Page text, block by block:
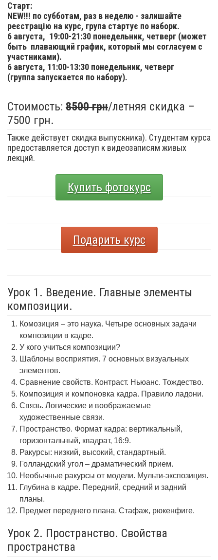
Старт:
NEW!!! по субботам, раз в неделю - залишайте
реєстрацію на курс, група стартує по наборк.
6 августа, 19:00-21:30 понедельник, четверг (может
быть плавающий график, который мы согласуем с
участниками).
6 августа, 11:00-13:30 понедельник, четверг
(группа запускается по набору).
Стоимость: 8500 грн/летняя скидка –
7500 грн.
Также действует скидка выпускника). Студентам курса
предоставляется доступ к видеозаписям живых
лекций.
Купить фотокурс
Подарить курс
Урок 1. Введение. Главные элементы
композиции.
Комозиция – это наука. Четыре основных задачи
композиции в кадре.
У кого учиться композиции?
Шаблоны восприятия. 7 основных визуальных
элементов.
Сравнение свойств. Контраст. Ньюанс. Тождество.
Композиция и компоновка кадра. Правило ладони.
Связь. Логические и воображаемые
художественные связи.
Пространство. Формат кадра: вертикальный,
горизонтальный, квадрат, 16:9.
Ракурсы: низкий, высокий, стандартный.
Голландский угол – драматический прием.
Необычные ракурсы от модели. Мульти-экспозиция.
Глубина в кадре. Передний, средний и задний
планы.
Предмет переднего плана. Стафаж, рюкенфиге.
Урок 2. Пространство. Свойства
пространства